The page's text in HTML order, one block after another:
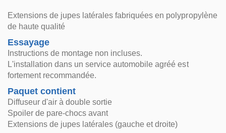
Extensions de jupes latérales fabriquées en polypropylène
de haute qualité
Essayage
Instructions de montage non incluses.
L'installation dans un service automobile agréé est
fortement recommandée.
Paquet contient
Diffuseur d'air à double sortie
Spoiler de pare-chocs avant
Extensions de jupes latérales (gauche et droite)